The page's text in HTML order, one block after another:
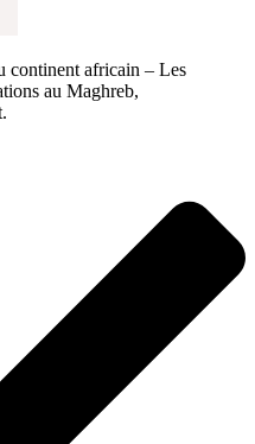
continent africain – Les
au Maghreb,